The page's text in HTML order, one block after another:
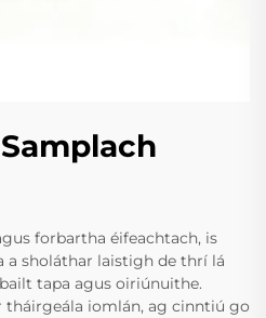
forbartha éifeachtach, is
sholáthar laistigh de thrí lá
tapa agus oiriúnuithe.
tháirgeála iomlán, ag cinntiú go